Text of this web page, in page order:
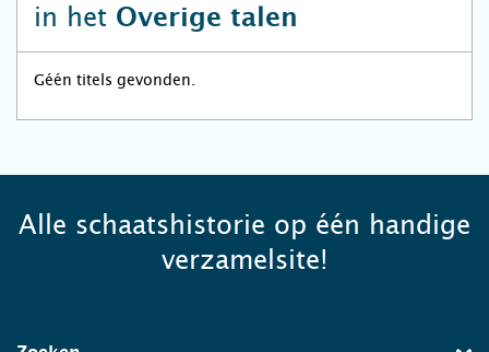
in het Overige talen
Géén titels gevonden.
Alle schaatshistorie op één handige
verzamelsite!